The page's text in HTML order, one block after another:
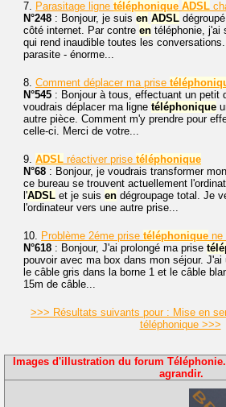
7. Parasitage ligne téléphonique ADSL
N°248 : Bonjour, je suis en ADSL
côté internet. Par contre en téléphonie, j'ai
qui rend inaudible toutes les
parasite - énorme...
8. Comment déplacer ma prise
N°545 : Bonjour à tous, effectuant un petit
voudrais déplacer ma ligne téléphonique
autre pièce. Comment m'y prendre pour
celle-ci. Merci de votre...
9. ADSL réactiver prise téléphonique
N°68 : Bonjour, je voudrais transformer
ce bureau se trouvent actuellement
l'ADSL et je suis en dégroupage total. Je
l'ordinateur vers une autre prise...
10. Problème 2éme prise téléphonique ne
N°618 : Bonjour, J'ai prolongé ma prise
pouvoir avec ma box dans mon séjour.
le câble gris dans la borne 1 et le câble
15m de câble...
>>> Résultats suivants pour : Mise en
téléphonique >>>
Images d'illustration du forum
agrandir.